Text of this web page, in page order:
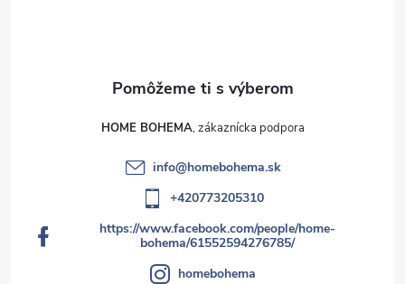
HOME BOHEMA
info@homebohema.sk
+420773205310
https://www.facebook.com/people/home-
bohema/61552594276785/
homebohema